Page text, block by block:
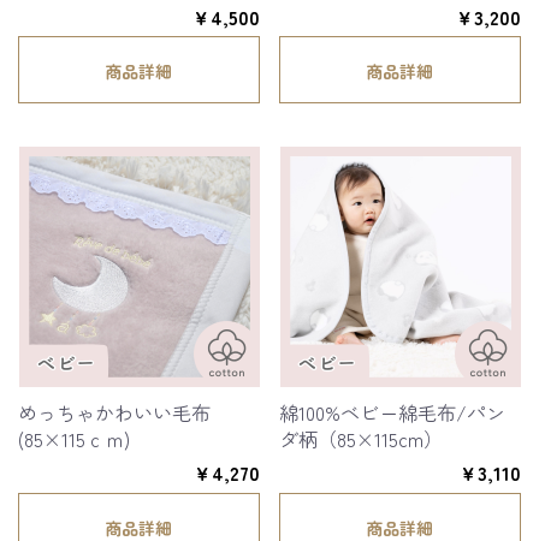
￥4,500
商品詳細
￥3,200
商品詳細
めっちゃかわいい毛布
(85×115ｃｍ)
￥4,270
商品詳細
綿100%ベビー綿毛布/パン
ダ柄（85×115cm）
￥3,110
商品詳細